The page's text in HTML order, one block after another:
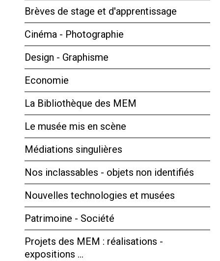
Brèves de stage et d'apprentissage
Cinéma - Photographie
Design - Graphisme
Economie
La Bibliothèque des MEM
Le musée mis en scène
Médiations singulières
Nos inclassables - objets non identifiés
Nouvelles technologies et musées
Patrimoine - Société
Projets des MEM : réalisations -
expositions …